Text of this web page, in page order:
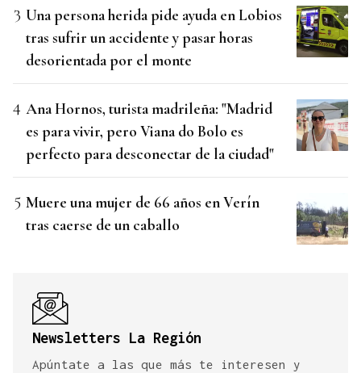
Una persona herida pide ayuda en Lobios
tras sufrir un accidente y pasar horas
desorientada por el monte
Ana Hornos, turista madrileña: "Madrid
es para vivir, pero Viana do Bolo es
perfecto para desconectar de la ciudad"
Muere una mujer de 66 años en Verín
tras caerse de un caballo
Newsletters La Región
Apúntate a las que más te interesen y